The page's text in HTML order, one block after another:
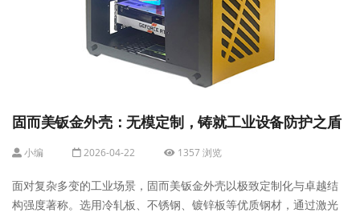
固而美钣金外壳：无模定制，铸就工业设备防护之盾
小编 2026-04-22 1357 浏览
面对复杂多变的工业场景，固而美钣金外壳以极致定制化与卓越结
构强度著称。选用冷轧板、不锈钢、镀锌板等优质钢材，通过激光